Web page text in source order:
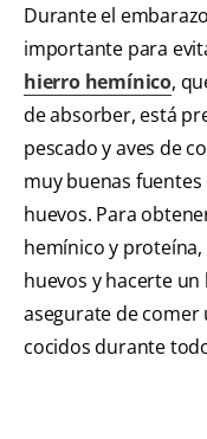
Durante el
importante para
hierro hemínico,
de absorber, está
pescado y aves de
muy buenas
huevos. Para
hemínico y
huevos y hacerte
asegurate de
cocidos durante